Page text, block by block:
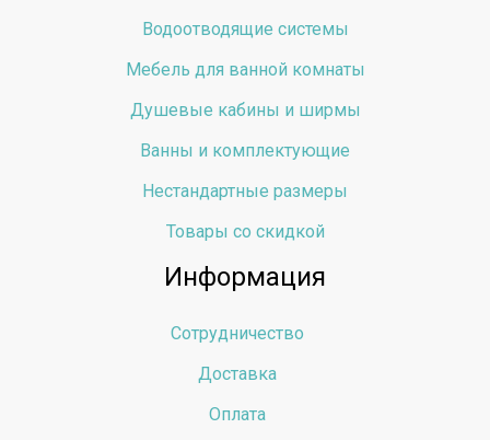
Водоотводящие системы
Мебель для ванной комнаты
Душевые кабины и ширмы
Ванны и комплектующие
Нестандартные размеры
Товары со скидкой
Информация
Сотрудничество
Доставка
Оплата